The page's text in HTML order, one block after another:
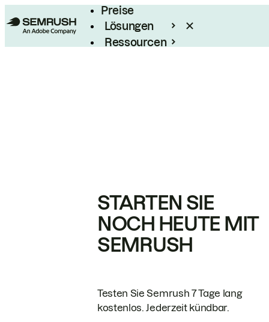
Preise
Lösungen
Ressourcen
STARTEN SIE
NOCH HEUTE MIT
SEMRUSH
Testen Sie Semrush 7 Tage lang
kostenlos. Jederzeit kündbar.